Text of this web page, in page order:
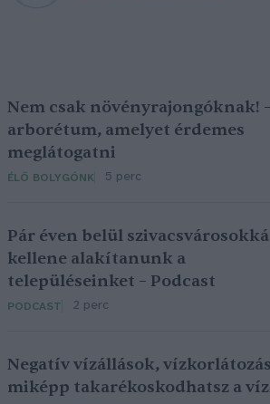
Nem csak növényrajongóknak!
arborétum, amelyet érdemes
meglátogatni
ÉLŐ BOLYGÓNK 5 perc
Pár éven belül szivacsvárosokká
kellene alakítanunk a
településeinket – Podcast
PODCAST 2 perc
Negatív vízállások,
miképp takarékoskodhatsz a